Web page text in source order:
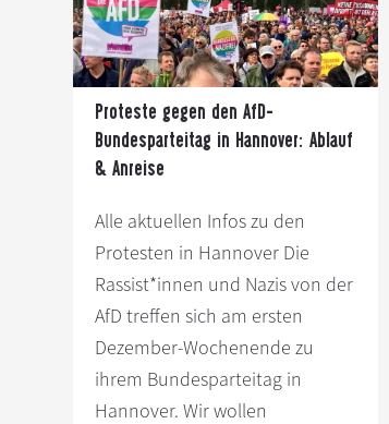
Aktivenkonferenz
2018
in
Frankfurt
am
Proteste gegen den AfD-
Bundesparteitag in Hannover: Ablauf
& Anreise
Alle aktuellen Infos zu den
Protesten in Hannover Die
Rassist*innen und Nazis von der
AfD treffen sich am ersten
Dezember-Wochenende zu
ihrem Bundesparteitag in
Hannover. Wir wollen